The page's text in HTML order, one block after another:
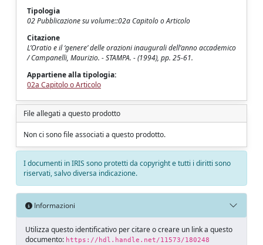
Tipologia
02 Pubblicazione su volume::02a Capitolo o Articolo
Citazione
L’Oratio e il ‘genere’ delle orazioni inaugurali dell’anno accademico
/ Campanelli, Maurizio. - STAMPA. - (1994), pp. 25-61.
Appartiene alla tipologia:
02a Capitolo o Articolo
File allegati a questo prodotto
Non ci sono file associati a questo prodotto.
I documenti in IRIS sono protetti da copyright e tutti i diritti sono
riservati, salvo diversa indicazione.
Informazioni
Utilizza questo identificativo per citare o creare un link a questo
documento: https://hdl.handle.net/11573/180248